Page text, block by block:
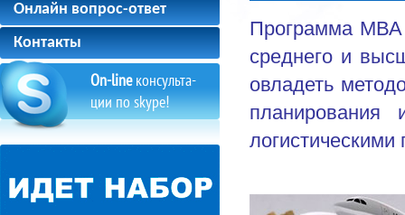
Онлайн вопрос-ответ
Контакты
On-lineконсульта-
ции по skype!
Программа МВА
среднего и
овладеть
планирования